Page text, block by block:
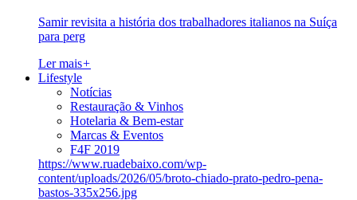
Samir revisita a história dos trabalhadores italianos na Suíça
para perg
Ler mais+
Lifestyle
Notícias
Restauração & Vinhos
Hotelaria & Bem-estar
Marcas & Eventos
F4F 2019
https://www.ruadebaixo.com/wp-
content/uploads/2026/05/broto-chiado-prato-pedro-pena-
bastos-335x256.jpg